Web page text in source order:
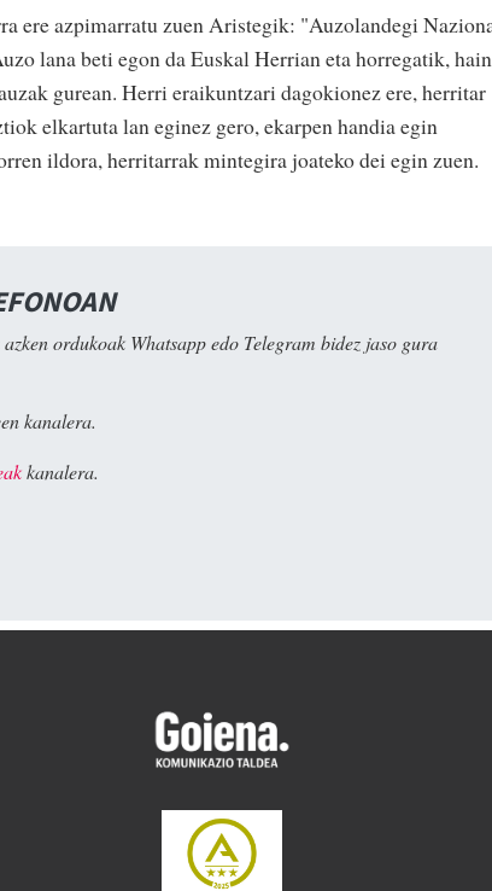
ere azpimarratu zuen Aristegik: "Auzolandegi
lana beti egon da Euskal Herrian eta horregatik, hain
gurean. Herri eraikuntzari dagokionez ere, herritar
elkartuta lan eginez gero, ekarpen handia egin
ildora, herritarrak mintegira joateko dei egin zuen.
ordukoak Whatsapp edo Telegram bidez jaso gura
kanalera.
kanalera.